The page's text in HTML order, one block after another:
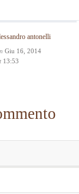
antonelli
Giu 16, 2014
13:53